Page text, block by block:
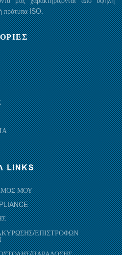
πρότυπα ISO.
LINKS
ΜΟΥ
ΕΠΙΣΤΡΟΦΩΝ